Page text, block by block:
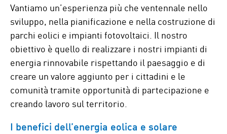
Vantiamo un’esperienza più che ventennale nello
sviluppo, nella pianificazione e nella costruzione di
parchi eolici e impianti fotovoltaici. Il nostro
obiettivo è quello di realizzare i nostri impianti di
energia rinnovabile rispettando il paesaggio e di
creare un valore aggiunto per i cittadini e le
comunità tramite opportunità di partecipazione e
creando lavoro sul territorio.
I benefici dell’energia eolica e solare